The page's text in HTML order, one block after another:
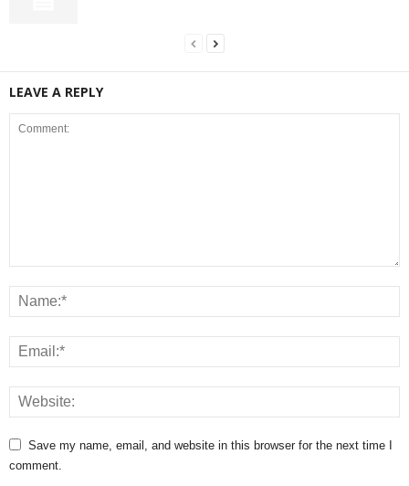
LEAVE A REPLY
Save my name, email, and website in this browser for the next time I
comment.